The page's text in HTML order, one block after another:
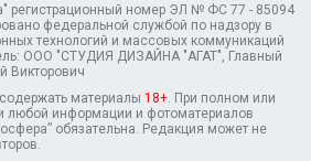
регистрационный номер ЭЛ № ФС 77 - 85094
федеральной службой по надзору в
технологий и массовых коммуникаций
ООО "СТУДИЯ ДИЗАЙНА "АГАТ", Главный
Викторович
материалы 18+ . При полном или
любой информации и фотоматериалов
обязательна. Редакция может не